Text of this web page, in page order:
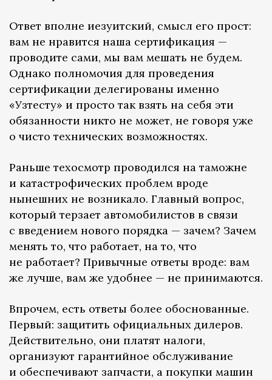
Ответ вполне иезуитский, смысл его прост:
вам не нравится наша сертификация —
проводите сами, мы вам мешать не будем.
Однако полномочия для проведения
сертификации делегированы именно
«Узтесту» и просто так взять на себя эти
обязанности никто не может, не говоря уже
о чисто технических возможностях.
Раньше техосмотр проводился на таможне
и катастрофических проблем вроде
нынешних не возникало. Главный вопрос,
который терзает автомобилистов в связи
с введением нового порядка — зачем? Зачем
менять то, что работает, на то, что
не работает? Привычные ответы вроде: вам
же лучше, вам же удобнее — не принимаются.
Впрочем, есть ответы более обоснованные.
Первый: защитить официальных дилеров.
Действительно, они платят налоги,
организуют гарантийное обслуживание
и обеспечивают запчасти, а покупки машин